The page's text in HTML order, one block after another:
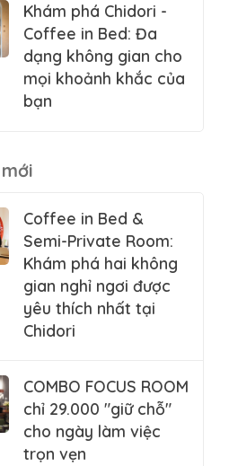
Khám phá Chidori -
Coffee in Bed: Đa
dạng không gian cho
mọi khoảnh khắc của
bạn
Coffee in Bed &
Semi-Private Room:
Khám phá hai không
gian nghỉ ngơi được
yêu thích nhất tại
Chidori
COMBO FOCUS ROOM
chỉ 29.000 "giữ chỗ"
cho ngày làm việc
trọn vẹn